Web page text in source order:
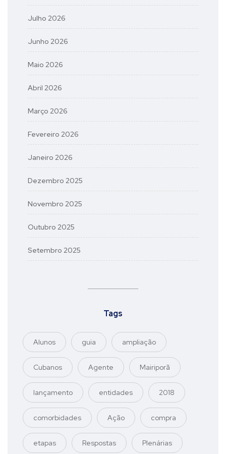
Julho 2026
Junho 2026
Maio 2026
Abril 2026
Março 2026
Fevereiro 2026
Janeiro 2026
Dezembro 2025
Novembro 2025
Outubro 2025
Setembro 2025
Tags
Alunos guia ampliação
Cubanos Agente Mairiporã
lançamento entidades 2018
comorbidades Ação compra
etapas Respostas Plenárias